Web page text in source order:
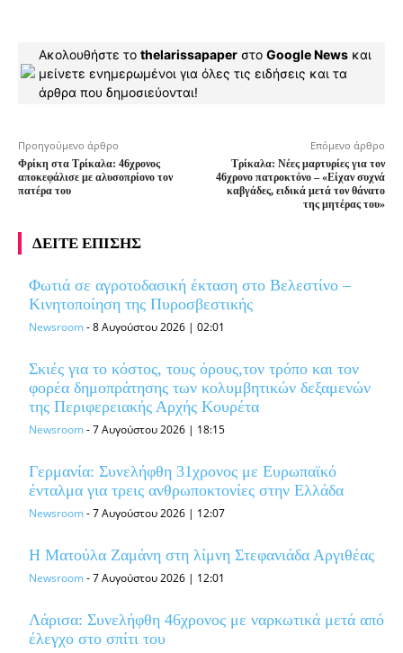
Ακολουθήστε το thelarissapaper στο Google News και
μείνετε ενημερωμένοι για όλες τις ειδήσεις και τα
άρθρα που δημοσιεύονται!
Προηγούμενο άρθρο
Φρίκη στα Τρίκαλα: 46χρονος
αποκεφάλισε με αλυσοπρίονο τον
πατέρα του
Επόμενο άρθρο
Τρίκαλα: Νέες μαρτυρίες για τον
46χρονο πατροκτόνο – «Είχαν συχνά
καβγάδες, ειδικά μετά τον θάνατο
της μητέρας του»
ΔΕΙΤΕ ΕΠΙΣΗΣ
Φωτιά σε αγροτοδασική έκταση στο Βελεστίνο –
Κινητοποίηση της Πυροσβεστικής
Newsroom-8 Αυγούστου 2026 | 02:01
Σκιές για το κόστος, τους όρους,τον τρόπο και τον
φορέα δημοπράτησης των κολυμβητικών δεξαμενών
της Περιφερειακής Αρχής Κουρέτα
Newsroom-7 Αυγούστου 2026 | 18:15
Γερμανία: Συνελήφθη 31χρονος με Ευρωπαϊκό
ένταλμα για τρεις ανθρωποκτονίες στην Ελλάδα
Newsroom-7 Αυγούστου 2026 | 12:07
Η Ματούλα Ζαμάνη στη λίμνη Στεφανιάδα Αργιθέας
Newsroom-7 Αυγούστου 2026 | 12:01
Λάρισα: Συνελήφθη 46χρονος με ναρκωτικά μετά από
έλεγχο στο σπίτι του